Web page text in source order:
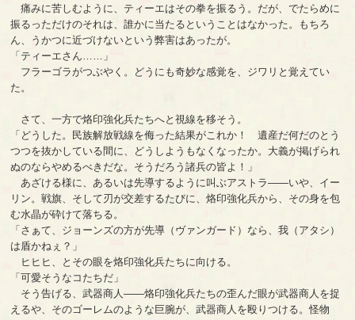
痛みに苦しむように、ティーエはその拳を振るう。だが、でたらめに
振るっただけのそれは、誰かに当たるということはなかった。もちろ
ん、うかつに近づけないという弊害はあったが。
「ティーエさん……」
フラーゴラがつぶやく。どうにも奇妙な感覚を、ジワリと覚えてい
た。
さて、一方で烙印強化兵たちへと視線を移そう。
「どうした。民族解放戦線を侮った結果がこれか！ 遺産だ何だのとう
つつを抜かしている間に、どうしようもなくなったか。大義が掲げられ
ぬのならやめるべきだな。そうだろう諸兵の皆よ！」
あざける様に、あるいは先導するように叫ぶアストラ――いや、イー
リン。戦旗、そして刃が交差するたびに、烙印強化兵から、その身を包
む水晶が砕けて落ちる。
「さぁて、ジョーンズの方が先導（ヴァンガード）なら、我（アタシ）
は盾かねぇ？」
ヒヒヒ、とその眼を烙印強化兵たちに向ける。
「可愛そうなコたちだ」
そう告げる、武器商人――烙印強化兵たちの歪んだ眼が武器商人を捉
えるや、そのゴーレムのような巨腕が、武器商人を殴りつける。怪物